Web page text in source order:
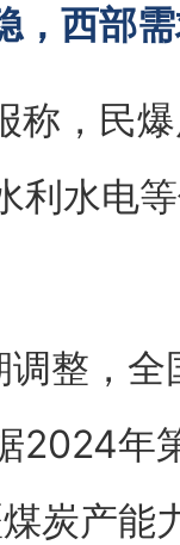
，西部
称，民
利水电
调整，
2024年
炭产能